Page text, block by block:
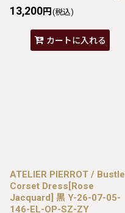
13,200円 (税込)
カートに入れる
ATELIER PIERROT / Bustle
Corset Dress[Rose
Jacquard] 黒 Y-26-07-05-
146-EL-OP-SZ-ZY